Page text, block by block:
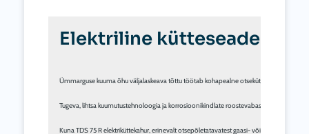
Elektriline kütteseade
Ümmarguse kuuma õhu väljalaskeava tõttu töötab kohapealne otseküte võimsa TDS
Tugeva, lihtsa kuumutustehnoloogia ja korrosioonikindlate roostevabast terasest
Kuna TDS 75 R elektriküttekahur, erinevalt otsepõletatavatest gaasi- või